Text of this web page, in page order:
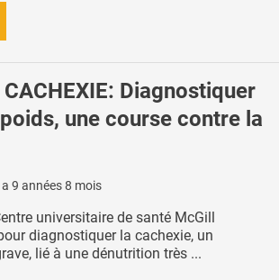
CACHEXIE: Diagnostiquer
une course contre la
9 années 8 mois
universitaire de santé McGill
diagnostiquer la cachexie, un
lié à une dénutrition très ...